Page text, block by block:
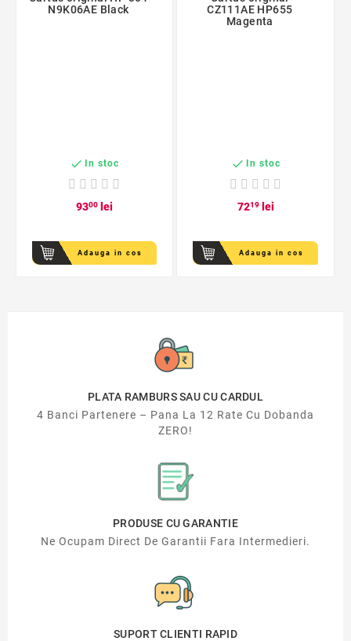
N9K06AE Black
 In stoc
9300lei
Adauga in cos
CZ111AE HP655
Magenta
 In stoc
7219lei
Adauga in cos
PLATA RAMBURS SAU CU CARDUL
4 Banci Partenere – Pana La 12 Rate Cu Dobanda
ZERO!
PRODUSE CU GARANTIE
Ne Ocupam Direct De Garantii Fara Intermedieri.
SUPORT CLIENTI RAPID